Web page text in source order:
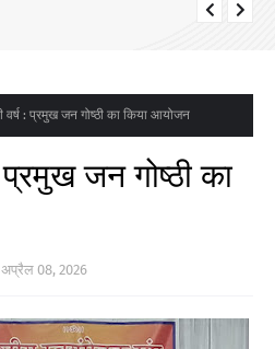
वर्ष : प्रमुख जन गोष्ठी का किया आयोजन
प्रमुख जन गोष्ठी का
अप्रैल 08, 2026